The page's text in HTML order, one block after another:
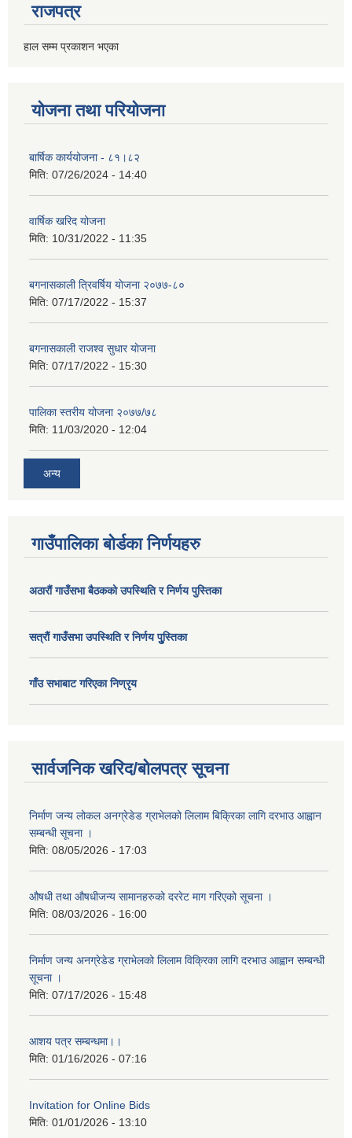
राजपत्र
हाल सम्म प्रकाशन भएका
योजना तथा परियोजना
बार्षिक कार्ययोजना - ८१।८२
मिति: 07/26/2024 - 14:40
वार्षिक खरिद योजना
मिति: 10/31/2022 - 11:35
बगनासकाली त्रिवर्षिय याेजना २०७७-८०
मिति: 07/17/2022 - 15:37
बगनासकाली राजश्व सुधार याेजना
मिति: 07/17/2022 - 15:30
पालिका स्तरीय योजना २०७७/७८
मिति: 11/03/2020 - 12:04
अन्य
गाउँपालिका बोर्डका निर्णयहरु
अठाराैं गाउँसभा बैठकको उपस्थिति र निर्णय पुस्तिका
सत्राैं गाउँसभा उपस्थिति र निर्णय पुु्स्तिका
गाँउ सभाबाट गरिएका निण्रृय
सार्वजनिक खरिद/बोलपत्र सूचना
निर्माण जन्य लोकल अनग्रेडेड ग्राभेलको लिलाम बिक्रिका लागि दरभाउ आह्वान
सम्बन्धी सूचना ।
मिति: 08/05/2026 - 17:03
औषधी तथा औषधीजन्य सामानहरुको दररेट माग गरिएको सूचना ।
मिति: 08/03/2026 - 16:00
निर्माण जन्य अनग्रेडेड ग्राभेलको लिलाम विक्रिका लागि दरभाउ आह्वान सम्बन्धी
सूचना ।
मिति: 07/17/2026 - 15:48
आशय पत्र सम्बन्धमा।।
मिति: 01/16/2026 - 07:16
Invitation for Online Bids
मिति: 01/01/2026 - 13:10